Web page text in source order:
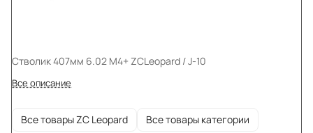
Стволик 407мм 6.02 M4+ ZCLeopard / J-10
Все описание
Все товары ZC Leopard Все товары категории